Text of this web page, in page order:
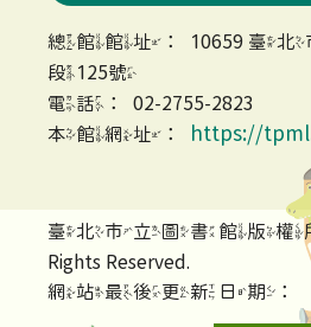
總館館址：10659 臺
段125號
電話：02-2755-2823
本館網址：
https://
臺北市立圖書館版權
Rights Reserved.
網站最後更新日期：